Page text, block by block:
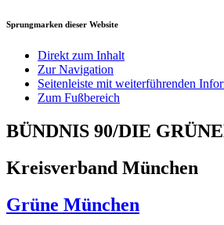
Sprungmarken dieser Website
Direkt zum Inhalt
Zur Navigation
Seitenleiste mit weiterführenden
Zum Fußbereich
BÜNDNIS 90/DIE
Kreisverband München
Grüne München